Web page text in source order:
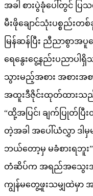
အခါ စားပွဲခုံပေါ်တွင် ပ
မီးဖိုချောင်သုံးပစ္စည်
မြန်ဆန်ပြီး ညီညာစွာအ
ရေနွေးငွေ့နည်းပညာပ
သွားမည့်အစား အစား
အထူးဒီဇိုင်းထုတ်ထားသည်
“ထို့အပြင်၊ ချက်ပြုတ်ပြီ
တဲ့အခါ အပေါ်ယံလွှာ ဒါ
ဘယ်တော့မှ မခံစားရဘူ
တံဆိပ်က အရည်အသွေးအမ
ကျွန်မတွေ့ဖူးသမျှထဲမှာ